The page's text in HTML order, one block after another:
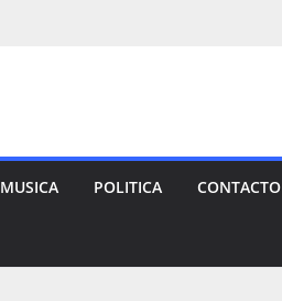
MUSICA POLITICA CONTACTO